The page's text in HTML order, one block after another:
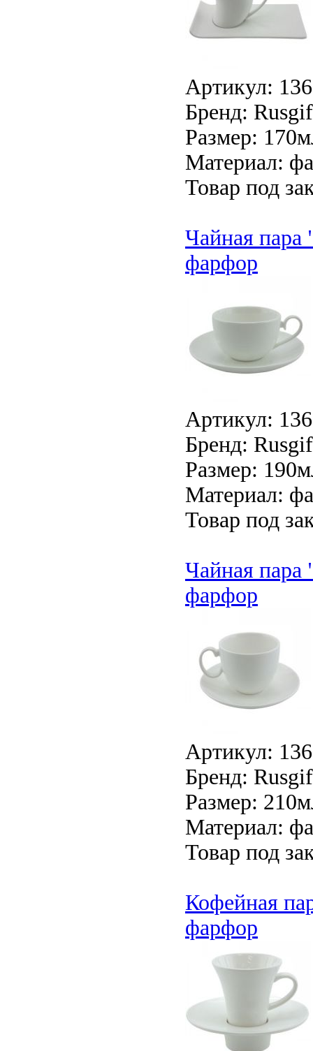
Артикул:
Бренд:
Размер:
Материал:
Товар под
Чайная пара
фарфор
Артикул:
Бренд:
Размер:
Материал:
Товар под
Чайная пара
фарфор
Артикул:
Бренд:
Размер:
Материал:
Товар под
Кофейная
фарфор